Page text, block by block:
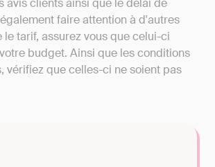
avis clients ainsi que le délai de
faire attention à d'autres
tarif, assurez vous que celui-ci
budget. Ainsi que les conditions
vérifiez que celles-ci ne soient pas